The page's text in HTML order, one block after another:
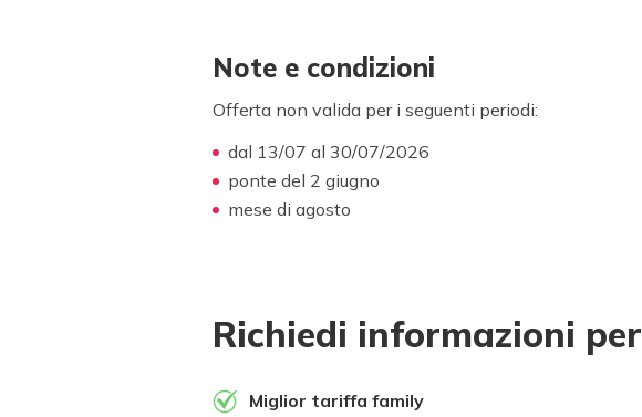
Note e condizioni
Offerta non valida per i seguenti periodi:
dal 13/07 al 30/07/2026
ponte del 2 giugno
mese di agosto
Richiedi informazioni per
Miglior tariffa family